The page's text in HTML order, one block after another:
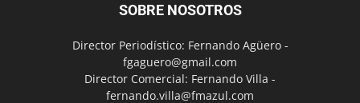
SOBRE NOSOTROS
Director Periodístico: Fernando Agüero -
fgaguero@gmail.com
Director Comercial: Fernando Villa -
fernando.villa@fmazul.com